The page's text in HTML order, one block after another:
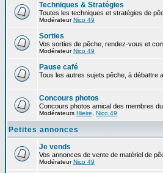
Techniques & Stratégies
Toutes les techniques et stratégies de
ModérateurNico 49
Sorties
Vos sorties de pêche, rendez-vous et
ModérateurNico 49
Pause café
Tous les autres sujets pêche, à débattre
Concours photos
Concours photos amical des membres
Modérateurs Hieire Nico 49
Petites annonces
Je vends
Vos annonces de vente de matériel de
ModérateurNico 49